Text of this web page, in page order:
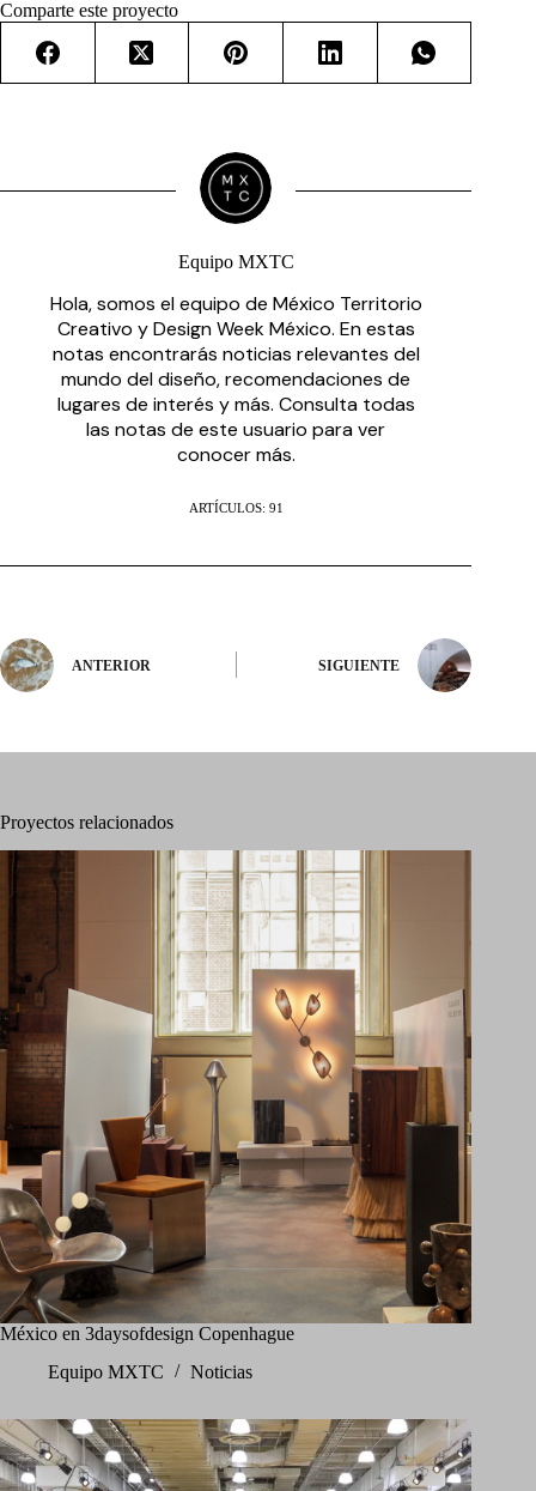
Comparte este proyecto
Equipo MXTC
Hola, somos el equipo de México Territorio
Creativo y Design Week México. En estas
notas encontrarás noticias relevantes del
mundo del diseño, recomendaciones de
lugares de interés y más. Consulta todas
las notas de este usuario para ver
conocer más.
ARTÍCULOS: 91
ANTERIOR SIGUIENTE
Proyectos relacionados
México en 3daysofdesign Copenhague
Equipo MXTC
Noticias